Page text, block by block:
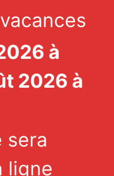
à
2026 à
sera
ligne